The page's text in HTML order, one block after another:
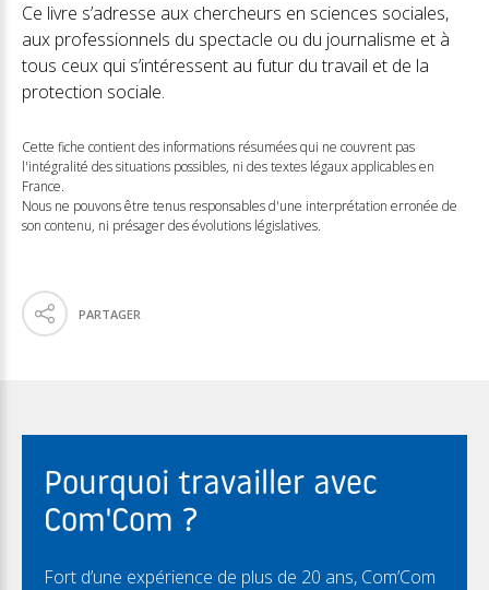
Ce livre s’adresse aux chercheurs en sciences sociales,
aux professionnels du spectacle ou du journalisme et à
tous ceux qui s’intéressent au futur du travail et de la
protection sociale.
Cette fiche contient des informations résumées qui ne couvrent pas
l'intégralité des situations possibles, ni des textes légaux applicables en
France.
Nous ne pouvons être tenus responsables d'une interprétation erronée de
son contenu, ni présager des évolutions législatives.
PARTAGER
Pourquoi travailler avec
Com'Com ?
Fort d’une expérience de plus de 20 ans, Com’Com